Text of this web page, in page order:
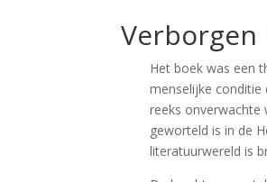
Verborgen
Het boek was een
menselijke conditie
reeks onverwachte
geworteld is in de
literatuurwereld is